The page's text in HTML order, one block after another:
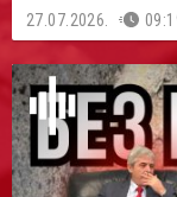
27.07.2026.